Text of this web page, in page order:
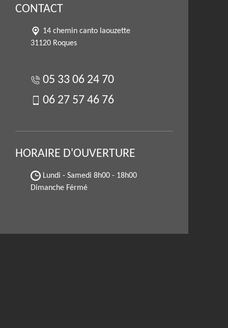
CONTACT
14 chemin canto laouzette
31120 Roques
05 33 06 24 70
06 27 57 46 76
HORAIRE D'OUVERTURE
Lundi - Samedi 8h00 - 18h00
Dimanche Férmé